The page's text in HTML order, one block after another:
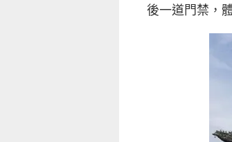
後一道門禁，